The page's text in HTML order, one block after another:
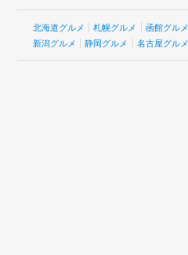
北海道グルメ 札幌グルメ 函館グルメ
新潟グルメ
静岡グルメ 名古屋グルメ